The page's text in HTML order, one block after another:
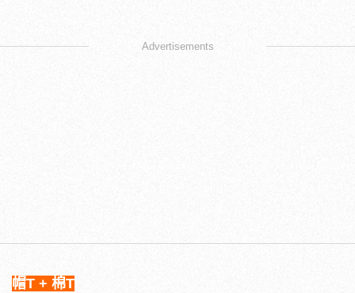
Advertisements
帽T + 棉T